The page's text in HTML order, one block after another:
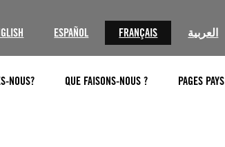
ESPAÑOL FRANÇAIS العربية
NOUS? QUE FAISONS-NOUS ? PAGES PAYS